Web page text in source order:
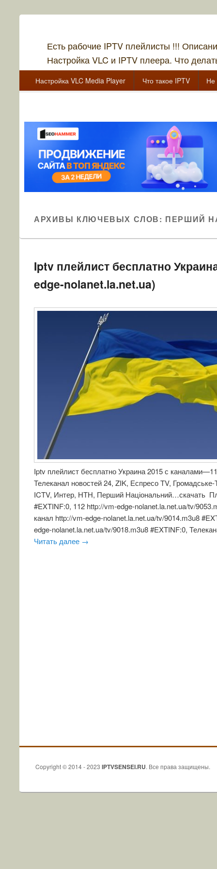
Есть рабочие IPTV плейлисты !!!
Настройка VLC и IPTV плеера. Что
Главное меню
Перейти к основному содержанию
Перейти к дополнительному содержимому
Настройка VLC Media Player Что такое IPTV Не
АРХИВЫ КЛЮЧЕВЫХ СЛОВ: ПЕРШИЙ
Iptv плейлист бесплатно
edge-nolanet.la.net.ua)
Iptv плейлист бесплатно Украина 2015 с
Телеканал новостей 24, ZIK, Еспресо TV,
ICTV, Интер, НТН, Перший Національний…скачать
#EXTINF:0, 112 http://vm-edge-nolanet.la.net.ua/tv/
канал http://vm-edge-nolanet.la.net.ua/tv/9014.m3u8
edge-nolanet.la.net.ua/tv/9018.m3u8 #EXTINF:0,
Читать далее →
Copyright © 2014 - 2023 IPTVSENSEI.RU. Все права защищены.